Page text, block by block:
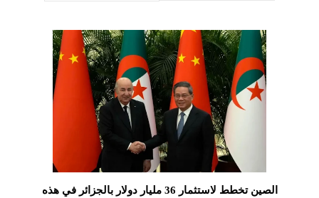
الصين تخطط لاستثمار 36 مليار دولار بالجزائر في هذه